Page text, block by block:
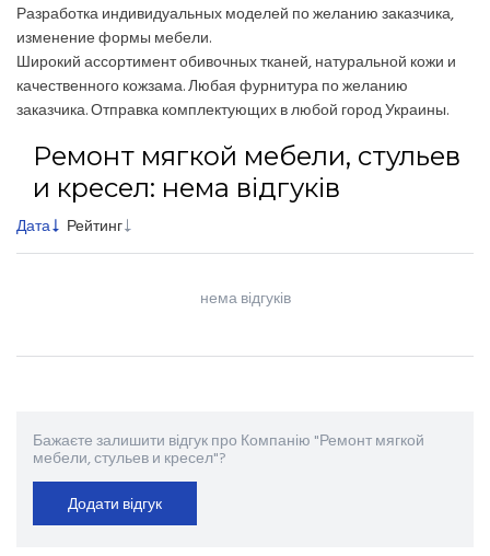
Разработка индивидуальных моделей по желанию заказчика,
изменение формы мебели.
Широкий ассортимент обивочных тканей, натуральной кожи и
качественного кожзама. Любая фурнитура по желанию
заказчика. Отправка комплектующих в любой город Украины.
Ремонт мягкой мебели, стульев
и кресел: нема відгуків
Дата Рейтинг
нема відгуків
Бажаєте залишити відгук про Компанію "Ремонт мягкой
мебели, стульев и кресел"?
Додати відгук